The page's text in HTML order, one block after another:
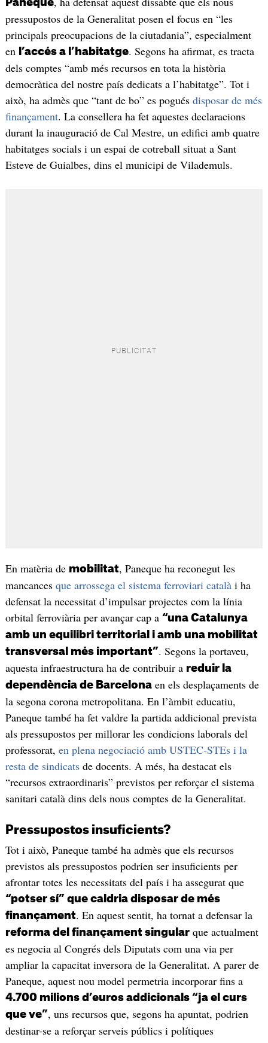
Paneque
pressupostos de la Generalitat posen el focus en “les
principals preocupacions de la ciutadania”, especialment
en l’accés a l’habitatge. Segons ha afirmat, es tracta
dels comptes “amb més recursos en tota la història
democràtica del nostre país dedicats a l’habitatge”. Tot i
això, ha admès que “tant de bo” es pogués disposar de més
finançament. La consellera ha fet aquestes declaracions
durant la inauguració de Cal Mestre, un edifici amb quatre
habitatges socials i un espai de cotreball situat a Sant
Esteve de Guialbes, dins el municipi de Vilademuls.
En matèria de mobilitat, Paneque ha reconegut les
mancances que arrossega el sistema ferroviari catalài ha
defensat la necessitat d’impulsar projectes com la línia
orbital ferroviària per avançar cap a “una Catalunya
amb un equilibri territorial i amb una mobilitat
transversal més important”. Segons la portaveu,
aquesta infraestructura ha de contribuir a reduir la
dependència de Barcelonaen els desplaçaments de
la segona corona metropolitana. En l’àmbit educatiu,
Paneque també ha fet valdre la partida addicional prevista
als pressupostos per millorar les condicions laborals del
professorat, en plena negociació amb USTEC-STEs i la
resta de sindicatsde docents. A més, ha destacat els
“recursos extraordinaris” previstos per reforçar el sistema
sanitari català dins dels nous comptes de la Generalitat.
Pressupostos insuficients?
Tot i això, Paneque també ha admès que els recursos
previstos als pressupostos podrien ser insuficients per
afrontar totes les necessitats del país i ha assegurat que
“potser sí” que caldria disposar de més
finançament. En aquest sentit, ha tornat a defensar la
reforma del finançament singularque actualment
es negocia al Congrés dels Diputats com una via per
ampliar la capacitat inversora de la Generalitat. A parer de
Paneque, aquest nou model permetria incorporar fins a
4.700 milions d’euros addicionals “ja el curs
que ve”, uns recursos que, segons ha apuntat, podrien
destinar-se a reforçar serveis públics i polítiques